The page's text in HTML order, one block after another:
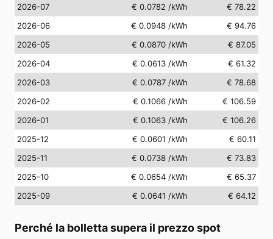
2026-07
€ 0.0782 /kWh
€ 78.22
2026-06
€ 0.0948 /kWh
€ 94.76
2026-05
€ 0.0870 /kWh
€ 87.05
2026-04
€ 0.0613 /kWh
€ 61.32
2026-03
€ 0.0787 /kWh
€ 78.68
2026-02
€ 0.1066 /kWh
€ 106.59
2026-01
€ 0.1063 /kWh
€ 106.26
2025-12
€ 0.0601 /kWh
€ 60.11
2025-11
€ 0.0738 /kWh
€ 73.83
2025-10
€ 0.0654 /kWh
€ 65.37
2025-09
€ 0.0641 /kWh € 64.12
Perché la bolletta supera il prezzo spot